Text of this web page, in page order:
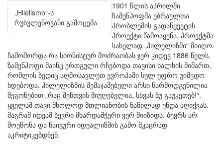
„Hilelismo“-ს
რუსულენოვანი გამოცემა
1901 წლის აპრილში
ზამენჰოფმა ებრაელთა
პრობლემის გადაწყვეტის
პროექტი წამოაყენა. პროექტმა
სახელად „ჰილელიზმი“ მიიღო.
ჩამოშორდა რა სიონისტურ მოძრაობას ჯერ კიდევ 1886 წელს,
ზამენჰოფი მაინც ერთგული რჩებოდა თავისი ხალხის მიმართ,
რომლის ბედიც აღმოსავლეთ ევროპაში სულ უფრო უიმედო
ხდებოდა. ჰილელიზმის შემაჯამებელი არსი წარმოდგენილია
შეგონებით „რაც შენთვის მიუღებელია, სხვას ნუ გაუკეთებ!“.
ყველამ თავი მხოლოდ მთლიანობის ნაწილად უნდა აღიქვას.
მაგრამ იდეამ ბევრი მხარდამჭერი ვერ მიიზიდა. ბევრს არ
მოეწონა და ნაივური იდეალიზმის გამო მკაცრად
აკრიტიკებდნენ.